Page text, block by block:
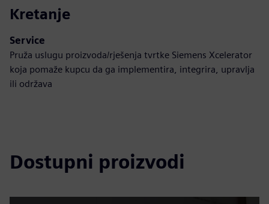
Kretanje
Service
Pruža uslugu proizvoda/rješenja tvrtke Siemens Xcelerator
koja pomaže kupcu da ga implementira, integrira, upravlja
ili održava
Dostupni proizvodi